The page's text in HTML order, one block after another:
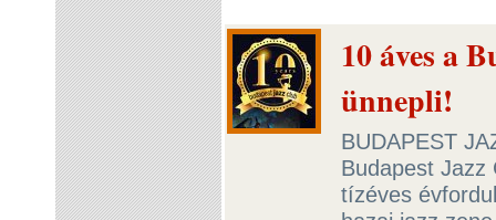
10 áves a
ünnepli!
BUDAPEST
Budapest Jazz
tízéves